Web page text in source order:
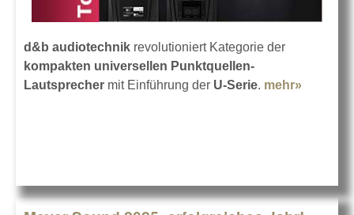
d&b audiotechnik revolutioniert Kategorie der
kompakten universellen Punktquellen-
Lautsprecher mit Einführung der U-Serie. mehr»